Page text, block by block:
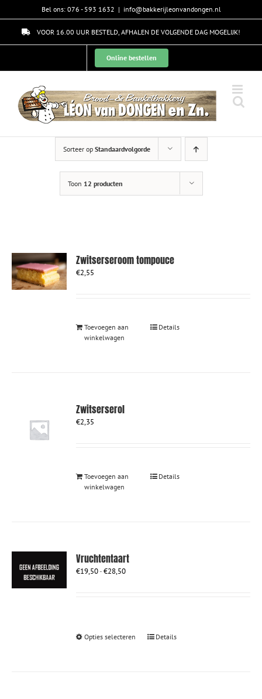
content
Bel ons: 076 - 593 1632 | info@bakkerijleonvandongen.nl
VOOR 16.00 UUR BESTELD, AFHALEN DE VOLGENDE DAG MOGELIJK!
Online bestellen
Sorteer op Standaardvolgorde
Toon 12 producten
Zwitserseroom tompouce
€2,55
Toevoegen aan
winkelwagen
Details
Zwitserserol
€2,35
Toevoegen aan
winkelwagen
Details
Vruchtentaart
€19,50-€28,50Prijsklasse:
Opties selecteren
DitDetails